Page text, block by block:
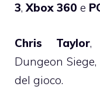
3,Xbox 360 e
Chris Taylor,
Dungeon
del gioco.